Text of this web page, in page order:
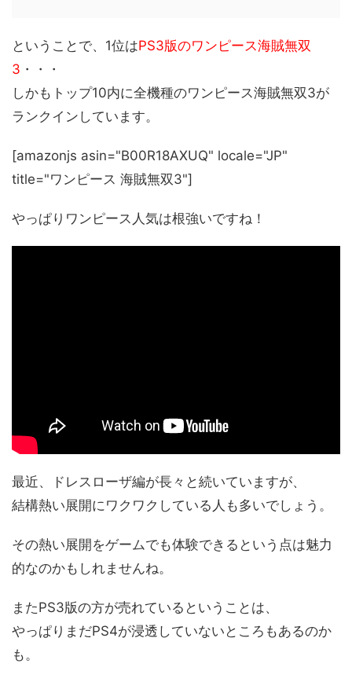
ということで、1位はPS3版のワンピース海賊無双
3 ・・・
しかもトップ10内に全機種のワンピース海賊無双3が
ランクインしています。
[amazonjs asin="B00R18AXUQ" locale="JP"
title="ワンピース 海賊無双3"]
やっぱりワンピース人気は根強いですね！
最近、ドレスローザ編が長々と続いていますが、
結構熱い展開にワクワクしている人も多いでしょう。
その熱い展開をゲームでも体験できるという点は魅力
的なのかもしれませんね。
またPS3版の方が売れているということは、
やっぱりまだPS4が浸透していないところもあるのか
も。